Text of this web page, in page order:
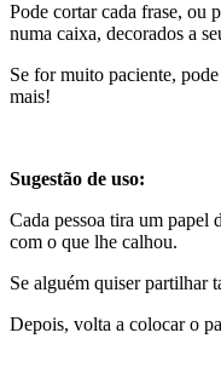
Pode cortar cada frase, ou
numa caixa, decorados a
Se for muito paciente,
mais!
Sugestão de uso:
Cada pessoa tira um papel
com o que lhe calhou.
Se alguém quiser partilhar
Depois, volta a colocar o